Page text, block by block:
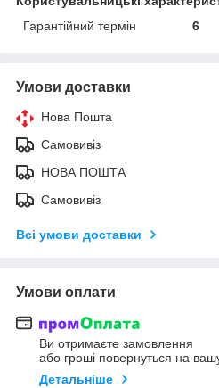
Гарантійний термін
6
Умови доставки
Нова Пошта
Самовивіз
НОВА ПОШТА
Самовивіз
Всі умови доставки
Умови оплати
Ви отримаєте замовлення
або гроші повернуться на
Детальніше